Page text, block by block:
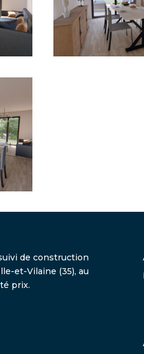
de construction
et-Vilaine (35), au
prix.